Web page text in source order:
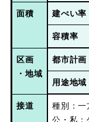
面積 建ぺい率
容積率
区画
・地域
都市計画
用途地域
接道
種別：
公・私